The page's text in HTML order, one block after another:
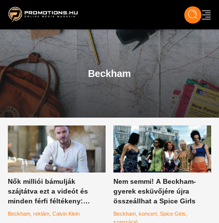
ZENE, FILM & KULT ÉLET TECH &
Beckham
Nők milliói bámulják
szájtátva ezt a videót és
minden férfi féltékeny:
mindenki az évtized
Beckham reklám Calvin Klein
Nem semmi! A Beckham-
gyerek esküvőjére újra
összeállhat a Spice Girls
Beckham koncert Spice Girls